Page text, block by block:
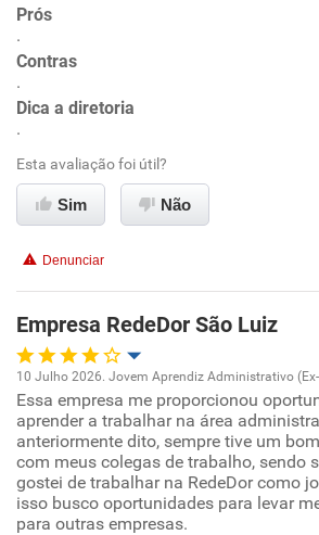
Ambiente de trabalho
Recomenda esta empresa
Recomenda a diretoria
Prós
.
Contras
.
Dica a diretoria
.
Esta avaliação foi útil?
Sim Não
Denunciar
Empresa RedeDor São Luiz
Oportunidade de promoção
Ambiente de trabalho
Conciliação com a vida familiar
10 Julho 2026. Jovem Aprendiz Administrativo
Essa empresa me proporcionou
aprender a trabalhar na área
anteriormente dito, sempre tive um
com meus colegas de trabalho, sendo
gostei de trabalhar na RedeDor como
isso busco oportunidades para levar
para outras empresas.